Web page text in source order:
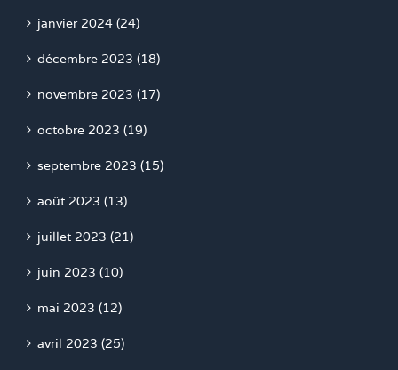
janvier 2024 (24)
décembre 2023 (18)
novembre 2023 (17)
octobre 2023 (19)
septembre 2023 (15)
août 2023 (13)
juillet 2023 (21)
juin 2023 (10)
mai 2023 (12)
avril 2023 (25)